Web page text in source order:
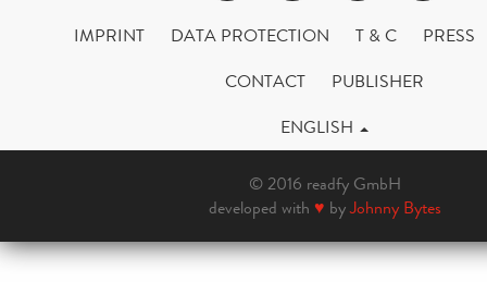
IMPRINT DATA PROTECTION T & C
PRESS
CONTACT
PUBLISHER
ENGLISH
© 2016 readfy GmbH
developed with ♥ byJohnny Bytes